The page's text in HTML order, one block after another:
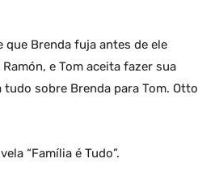
que Brenda fuja antes de ele
e Tom aceita fazer sua
sobre Brenda para Tom. Otto
“Família é Tudo”.